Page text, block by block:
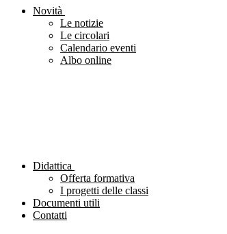
Novità
Le notizie
Le circolari
Calendario eventi
Albo online
Didattica
Offerta formativa
I progetti delle classi
Documenti utili
Contatti